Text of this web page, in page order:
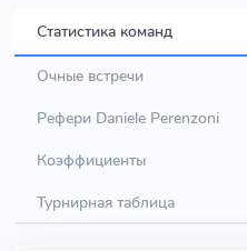
Статистика команд
Очные встречи
Рефери Daniele Perenzoni
Коэффициенты
Турнирная таблица